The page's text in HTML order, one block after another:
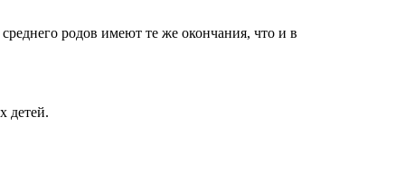
родов имеют те же окончания, что и в
детей.